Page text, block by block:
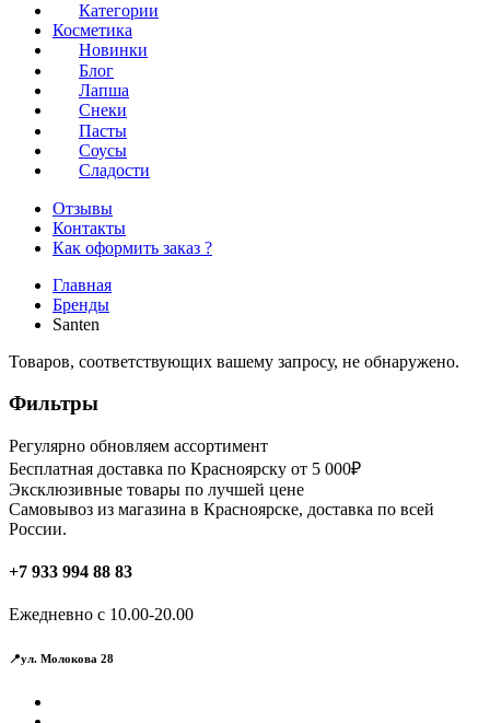
Категории
Косметика
Новинки
Блог
Лапша
Снеки
Пасты
Соусы
Сладости
Отзывы
Контакты
Как оформить заказ ?
Главная
Бренды
Santen
Товаров, соответствующих вашему запросу, не обнаружено.
Фильтры
Регулярно обновляем ассортимент
Бесплатная доставка по Красноярску от 5 000₽
Эксклюзивные товары по лучшей цене
Самовывоз из магазина в Красноярске, доставка по всей
России.
+7 933 994 88 83
Ежедневно с 10.00-20.00
📍ул. Молокова 28